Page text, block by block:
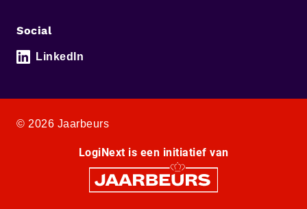
Social
LinkedIn
© 2026 Jaarbeurs
LogiNext is een initiatief van